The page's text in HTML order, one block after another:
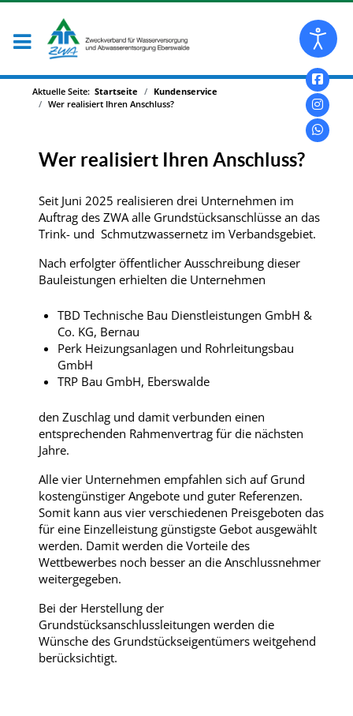
Aktuelle Seite: Startseite
Kundenservice
Wer realisiert Ihren Anschluss?
Wer realisiert Ihren Anschluss?
Seit Juni 2025 realisieren drei Unternehmen im
Auftrag des ZWA alle Grundstücksanschlüsse an das
Trink- und Schmutzwassernetz im Verbandsgebiet.
Nach erfolgter öffentlicher Ausschreibung dieser
Bauleistungen erhielten die Unternehmen
TBD Technische Bau Dienstleistungen GmbH &
Co. KG, Bernau
Perk Heizungsanlagen und Rohrleitungsbau
GmbH
TRP Bau GmbH, Eberswalde
den Zuschlag und damit verbunden einen
entsprechenden Rahmenvertrag für die nächsten
Jahre.
Alle vier Unternehmen empfahlen sich auf Grund
kostengünstiger Angebote und guter Referenzen.
Somit kann aus vier verschiedenen Preisgeboten das
für eine Einzelleistung günstigste Gebot ausgewählt
werden. Damit werden die Vorteile des
Wettbewerbes noch besser an die Anschlussnehmer
weitergegeben.
Bei der Herstellung der
Grundstücksanschlussleitungen werden die
Wünsche des Grundstückseigentümers weitgehend
berücksichtigt.